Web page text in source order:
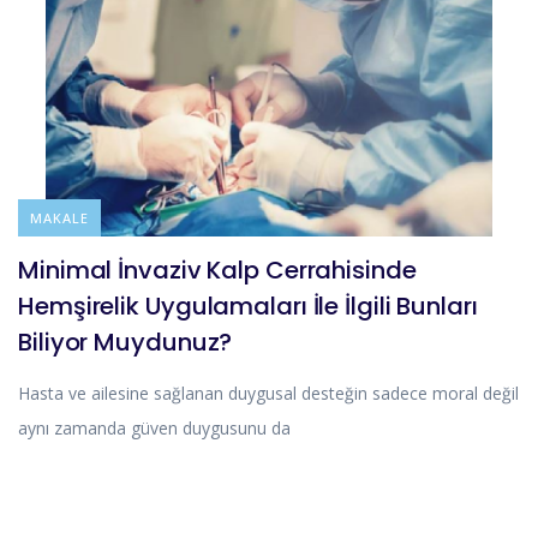
BLOG
MAKALE
Minimal İnvaziv Kalp Cerrahisinde
Hemşirelik Uygulamaları İle İlgili Bunları
Biliyor Muydunuz?
Hasta ve ailesine sağlanan duygusal desteğin sadece moral değil
aynı zamanda güven duygusunu da